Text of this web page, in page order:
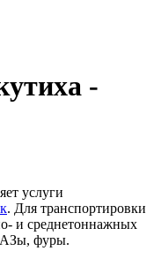
-
услуги
. Для транспортировки
и среднетоннажных
фуры.